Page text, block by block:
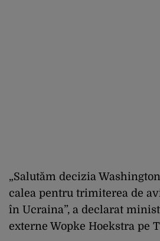
„Salutăm decizia
calea pentru trimiterea de
în Ucraina”, a declarat
externe Wopke Hoekstra pe